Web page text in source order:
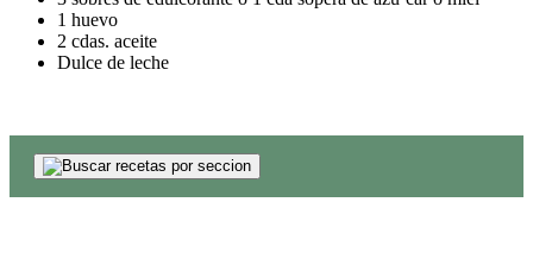
1 huevo
2 cdas. aceite
Dulce de leche